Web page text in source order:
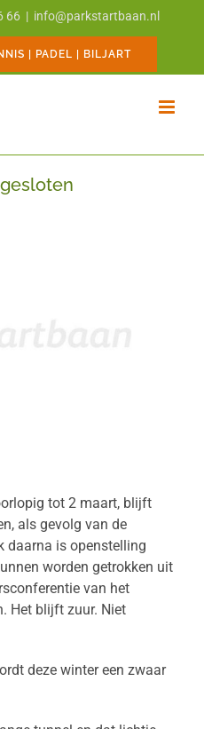
66 | info@parkstartbaan.nl
| PADEL | BILJART
tot 2 maart, blijft
als gevolg van de
daarna is openstelling
worden getrokken uit
van het
Het blijft zuur. Niet
deze winter een zwaar